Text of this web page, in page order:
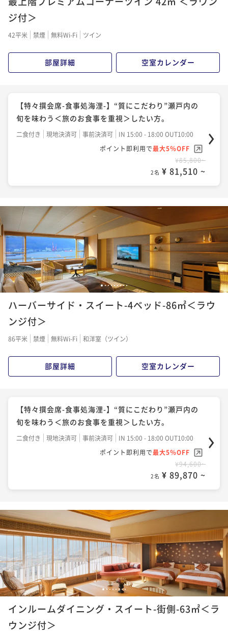
ジ付＞
42平米 禁煙 無料Wi-Fi ツイン
部屋詳細 空室カレンダー
【特々撰会席-食事処海浬-】“質にこだわり”瀬戸内の
旬を味わう＜旅のお食事を重視＞したい方。
二食付き 現地決済可 事前決済可
IN 15:00 - 18:00 OUT10:00
ポイント即利用で最大5％OFF
¥85,800~
2名 ¥ 81,510 ~
123456789
ハーバーサイド・スイート-4ベッド-86㎡＜ラウ
ンジ付＞
86平米 禁煙 無料Wi-Fi 和洋室（ツイン）
部屋詳細 空室カレンダー
【特々撰会席-食事処海浬-】“質にこだわり”瀬戸内の
旬を味わう＜旅のお食事を重視＞したい方。
二食付き 現地決済可 事前決済可
IN 15:00 - 18:00 OUT10:00
ポイント即利用で最大5％OFF
¥94,600~
2名 ¥ 89,870 ~
1234 5 678
インルームダイニング・スイート-街側-63㎡＜ラ
ウンジ付＞